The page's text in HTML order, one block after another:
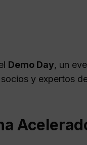
Demo Day, un
y expertos